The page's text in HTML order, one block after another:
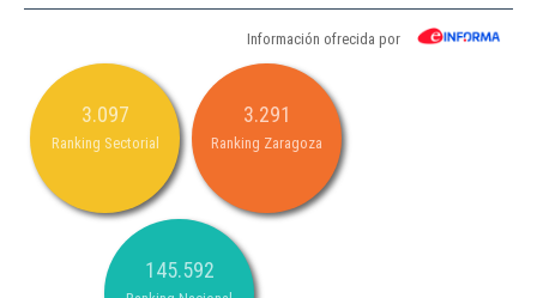
Información ofrecida por
3.097
Ranking Sectorial
3.291
Ranking Zaragoza
145.592